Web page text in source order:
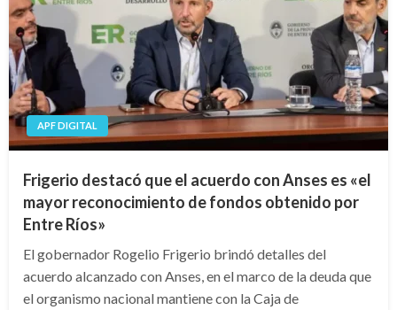
APF DIGITAL
Frigerio destacó que el acuerdo con Anses es «el
mayor reconocimiento de fondos obtenido por
Entre Ríos»
El gobernador Rogelio Frigerio brindó detalles del
acuerdo alcanzado con Anses, en el marco de la deuda que
el organismo nacional mantiene con la Caja de